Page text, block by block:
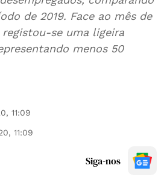
de 2019. Face ao mês de
se uma ligeira
menos 50
11:09
11:09
Siga-nos